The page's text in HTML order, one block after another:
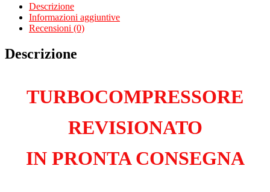
K9K722
quantità
Descrizione
Informazioni aggiuntive
Recensioni (0)
Descrizione
TURBOCOMPRESSORE
REVISIONATO
IN PRONTA CONSEGNA